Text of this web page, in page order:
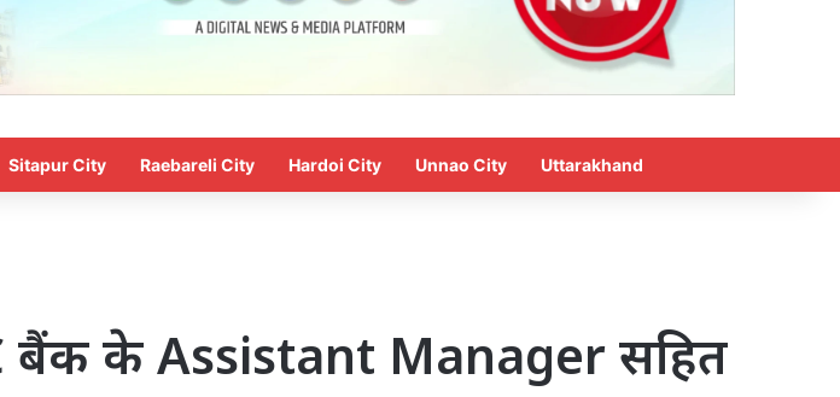
Sitapur City Raebareli City Hardoi City Unnao City Uttarakhand
बैंक के Assistant Manager सहित